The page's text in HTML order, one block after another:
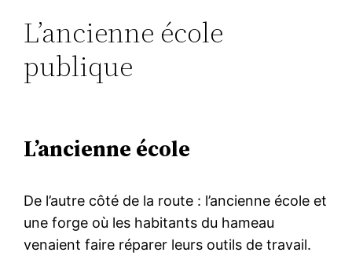
L’ancienne école
publique
L’ancienne école
De l’autre côté de la route : l’ancienne école et
une forge où les habitants du hameau
venaient faire réparer leurs outils de travail.